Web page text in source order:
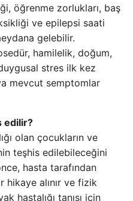
öğrenme zorlukları, baş
ve epilepsi saati
gelebilir.
hamilelik, doğum,
stres ilk kez
mevcut semptomlar
edilir?
olan çocukların ve
teşhis edilebileceğini
hasta tarafından
hikaye alınır ve fizik
hastalığı tanısı için